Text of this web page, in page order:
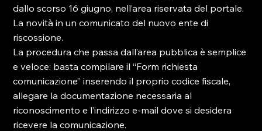
dallo scorso 16 giugno, nell’area riservata del portale.
La novità in un comunicato del nuovo ente di
riscossione.
La procedura che passa dall’area pubblica è semplice
e veloce: basta compilare il “Form richiesta
comunicazione” inserendo il proprio codice fiscale,
allegare la documentazione necessaria al
riconoscimento e l’indirizzo e-mail dove si desidera
ricevere la comunicazione.